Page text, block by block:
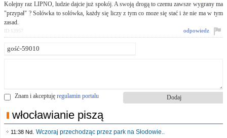
Kolejny raz LIPNO, ludzie dajcie już spokój. A swoją drogą to czemu zawsze wygrany ma
"przypał" ? Solówka to solówka, każdy się liczy z tym co moze się stać i że nie ma w tym
zasad.
odpowiedz
ID:13957
Znam i akceptuję regulamin portalu
włocławianie piszą
11:38 Nd. Wczoraj przechodząc przez park na Słodowie..